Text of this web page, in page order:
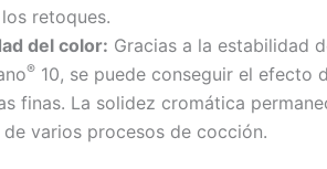
retoques.
del color: Gracias a la estabilidad
® 10, se puede conseguir el efecto
finas. La solidez cromática
de varios procesos de cocción.